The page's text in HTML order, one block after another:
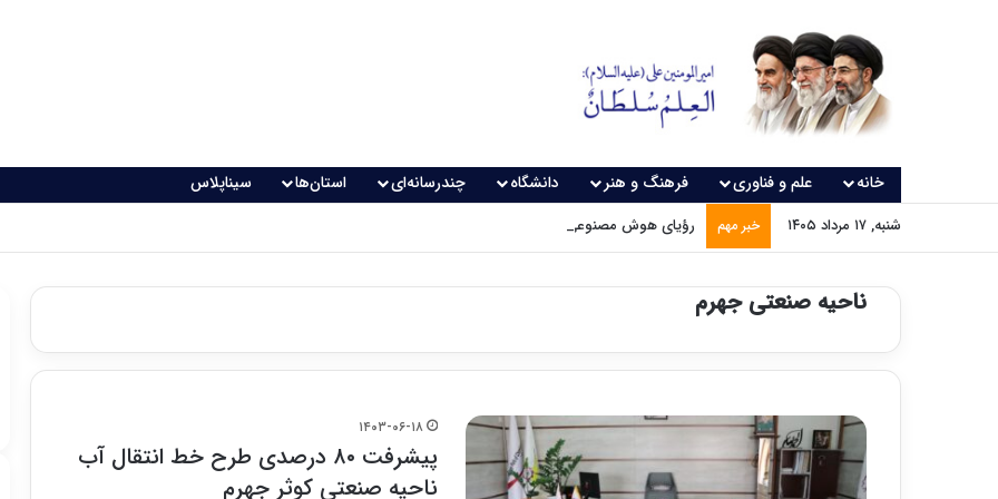
خانه علم و فناوری فرهنگ و هنر دانشگاه چندرسانه‌ای استان‌ها سیناپلاس
شنبه, ۱۷ مرداد ۱۴۰۵ خبر مهم رؤیای هوش مصنوعی چه زمانی واقعی می‌شود؟
ناحیه صنعتی جهرم
۱۴۰۳-۰۶-۱۸
پیشرفت ۸۰ درصدی طرح خط انتقال آب
ناحیه صنعتی کوثر جهرم